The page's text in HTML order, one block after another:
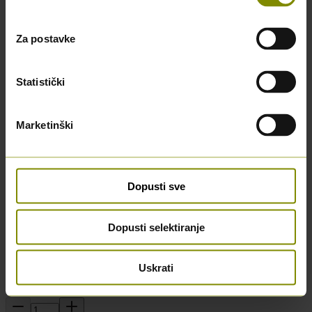
Za postavke
Statistički
Marketinški
Dopusti sve
Dopusti selektiranje
Uskrati
Sjeme
SJEME SALATE LJUB.LEDEN 50g
1303
2,50 €